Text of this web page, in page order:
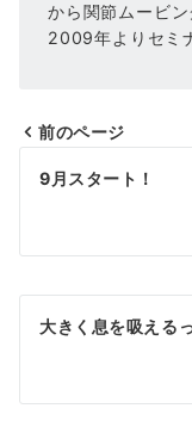
から関節ムービ
2009年よりセミ
投
ビ
ゲ
シ
前のページ
9月スタート！
大きく息を吸える